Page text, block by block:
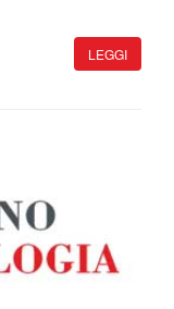
LEGGI